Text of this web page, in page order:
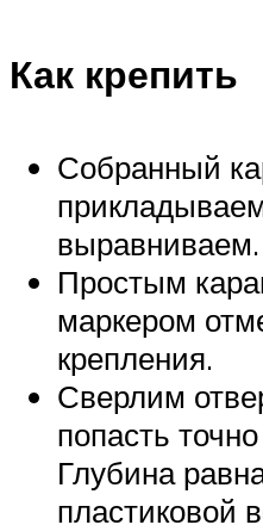
Как крепить
Собранный
выравниваем.
Простым
маркером
крепления.
Сверлим
попасть
Глубина
пластиковой